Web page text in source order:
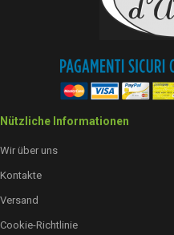
Nützliche Informationen
Wir über uns
Kontakte
Versand
Cookie-Richtlinie